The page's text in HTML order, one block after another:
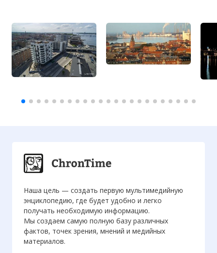
Наша цель — создать первую мультимедийную
энциклопедию, где будет удобно и легко
получать необходимую информацию.
Мы создаем самую полную базу различных
фактов, точек зрения, мнений и медийных
материалов.